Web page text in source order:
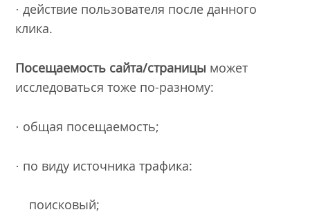
· действие пользователя после данного
клика.
Посещаемость сайта/страницы может
исследоваться тоже по-разному:
· общая посещаемость;
· по виду источника трафика:
поисковый;